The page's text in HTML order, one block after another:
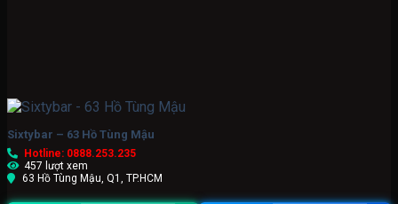
Sixtybar – 63 Hồ Tùng Mậu
Hotline: 0888.253.235
457 lượt xem
63 Hồ Tùng Mậu, Q1, TP.HCM